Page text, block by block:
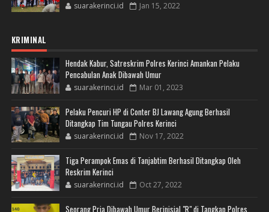
suarakerinci.id Jan 15, 2022
KRIMINAL
Hendak Kabur, Satreskrim Polres Kerinci Amankan Pelaku
Pencabulan Anak Dibawah Umur
suarakerinci.id Mar 01, 2023
Pelaku Pencuri HP di Conter BJ Lawang Agung Berhasil
Ditangkap Tim Tungau Polres Kerinci
suarakerinci.id Nov 17, 2022
Tiga Perampok Emas di Tanjabtim Berhasil Ditangkap Oleh
Reskrim Kerinci
suarakerinci.id Oct 27, 2022
Seorang Pria Dibawah Umur Berinisial "R" di Tangkap Polres